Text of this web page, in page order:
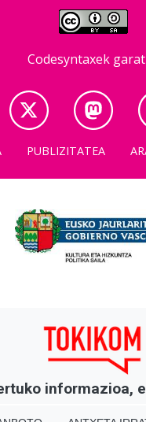
Codesyntaxek
PUBLIZITATEA
informazioa,